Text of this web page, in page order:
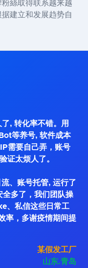
絲取得联系越来越
建立和发展趋势自
, 转化率不错。用
等养号, 软件成本
需要自己弄，账号
证太烦人了。
、账号托管, 运行了
多了，我们团队操
、私信这些日常工
率，多谢疫情期间提
某假发工厂
山东.青岛